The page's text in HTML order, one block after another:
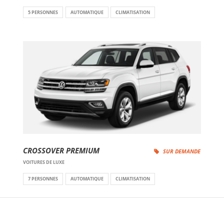
5 PERSONNES AUTOMATIQUE CLIMATISATION
CROSSOVER PREMIUM
VOITURES DE LUXE
SUR DEMANDE
7 PERSONNES AUTOMATIQUE CLIMATISATION